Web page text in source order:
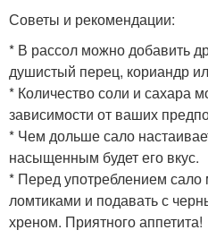
Советы и рекомендации:
* В рассол можно добавить
душистый перец, кориандр
* Количество соли и сахара
зависимости от ваших
* Чем дольше сало
насыщенным будет его вкус.
* Перед употреблением сало
ломтиками и подавать с
хреном. Приятного аппетита!